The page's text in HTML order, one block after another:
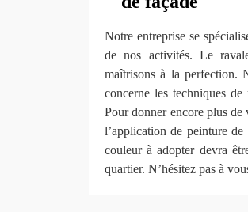
Notre entreprise se
de nos activités. Le
maîtrisons à la perfection.
concerne les techniques
Pour donner encore plus de
l’application de peinture
couleur à adopter devra
quartier. N’hésitez pas à